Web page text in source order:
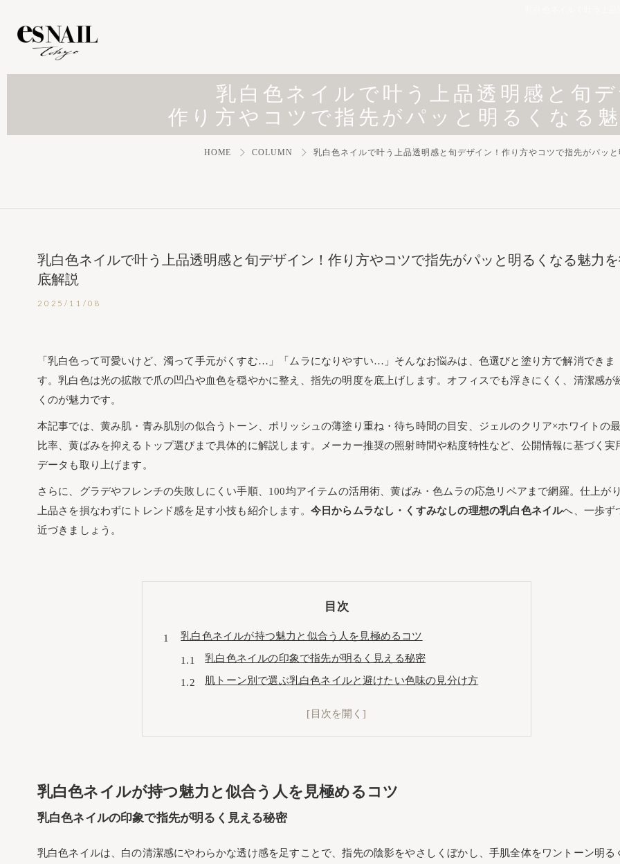
乳白色ネイルで叶う上品透明感と旬デ
作り方やコツで指先がパッと明るくなる
HOME COLUMN 乳白色ネイルで叶う上品透明感と旬デザイン！作り方やコツで指先がパッ
乳白色ネイルで叶う上品透明感と旬デザイン！作り方やコツで指先がパッと明るくなる魅力
底解説
2025/11/08
「乳白色って可愛いけど、濁って手元がくすむ…」「ムラになりやすい…」そんなお悩みは、色選びと塗り方で解消できま
す。乳白色は光の拡散で爪の凹凸や血色を穏やかに整え、指先の明度を底上げします。オフィスでも浮きにくく、清潔感が
くのが魅力です。
本記事では、黄み肌・青み肌別の似合うトーン、ポリッシュの薄塗り重ね・待ち時間の目安、ジェルのクリア×ホワイトの
比率、黄ばみを抑えるトップ選びまで具体的に解説します。メーカー推奨の照射時間や粘度特性など、公開情報に基づく実
データも取り上げます。
さらに、グラデやフレンチの失敗しにくい手順、100均アイテムの活用術、黄ばみ・色ムラの応急リペアまで網羅。仕上が
上品さを損なわずにトレンド感を足す小技も紹介します。 今日からムラなし・くすみなしの理想の乳白色ネイルへ、一歩ず
近づきましょう。
目次
乳白色ネイルが持つ魅力と似合う人を見極めるコツ
乳白色ネイルの印象で指先が明るく見える秘密
肌トーン別で選ぶ乳白色ネイルと避けたい色味の見分け方
乳白色ネイルのグラデーションが上手に決まる手順
乳白色ネイルのフレンチデザインを美しく魅せるコツ
乳白色ポリッシュのおすすめ＆便利な使い分けテク
乳白色ネイルが持つ魅力と似合う人を見極めるコツ
乳白色ネイルの印象で指先が明るく見える秘密
乳白色ネイルは、白の清潔感にやわらかな透け感を足すことで、指先の陰影をやさしくぼかし、手肌全体をワントーン明る